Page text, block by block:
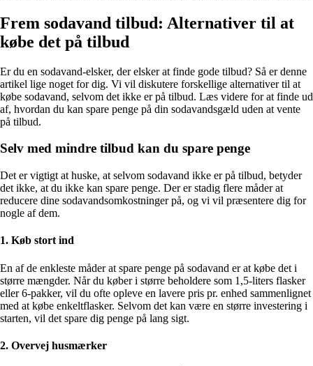
Frem sodavand tilbud: Alternativer til at
købe det på tilbud
Er du en sodavand-elsker, der elsker at finde gode tilbud? Så er denne
artikel lige noget for dig. Vi vil diskutere forskellige alternativer til at
købe sodavand, selvom det ikke er på tilbud. Læs videre for at finde ud
af, hvordan du kan spare penge på din sodavandsgæld uden at vente
på tilbud.
Selv med mindre tilbud kan du spare penge
Det er vigtigt at huske, at selvom sodavand ikke er på tilbud, betyder
det ikke, at du ikke kan spare penge. Der er stadig flere måder at
reducere dine sodavandsomkostninger på, og vi vil præsentere dig for
nogle af dem.
1. Køb stort ind
En af de enkleste måder at spare penge på sodavand er at købe det i
større mængder. Når du køber i større beholdere som 1,5-liters flasker
eller 6-pakker, vil du ofte opleve en lavere pris pr. enhed sammenlignet
med at købe enkeltflasker. Selvom det kan være en større investering i
starten, vil det spare dig penge på lang sigt.
2. Overvej husmærker